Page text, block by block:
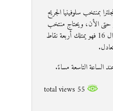
بمنتخب سلوفينيا الجريح
حتى الأن، ويحتاج منتخب
الأسود الثلاث لفوز يؤهله إلى دور ال 16 فهو يمتلك أربعة نقاط
الساعة التاسعة مساءً.